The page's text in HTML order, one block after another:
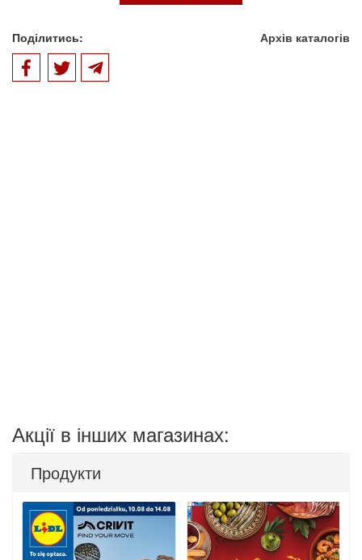
Поділитись: Архів каталогів
Акції в інших магазинах:
Продукти